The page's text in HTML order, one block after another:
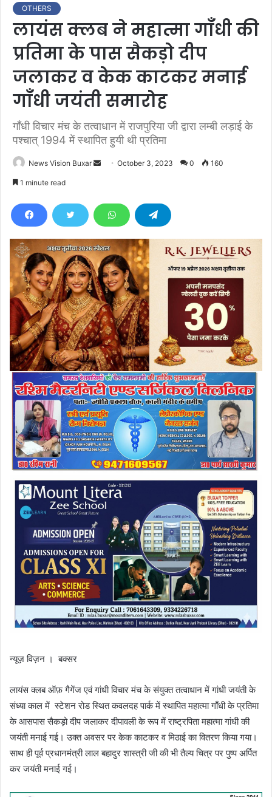
OTHERS
लायंस क्लब ने महात्मा गाँधी की
प्रतिमा के पास सैकड़ो दीप
जलाकर व केक काटकर मनाई
गाँधी जयंती समारोह
गाँधी विचार मंच के तत्वाधान में राजपुरिया जी द्वारा लम्बी लड़ाई के
पश्चात् 1994 में स्थापित हुयी थी प्रतिमा
News Vision Buxar
d
e
m
a
i
l
October 3, 2023 0 160
1 minute read
न्यूज़ विज़न । बक्सर
लायंस क्लब ऑफ़ गैगेंज एवं गांधी विचार मंच के संयुक्त तत्वाधान में गांधी जयंती के
संध्या काल में स्टेशन रोड स्थित कवलदह पार्क में स्थापित महात्मा गाँधी के प्रतिमा
के आसपास सैकड़ो दीप जलाकर दीपावली के रूप में राष्ट्रपिता महात्मा गांधी की
जयंती मनाई गई। उक्त अवसर पर केक काटकर व मिठाई का वितरण किया गया।
साथ ही पूर्व प्रधानमंत्री लाल बहादुर शास्त्री जी की भी तैल्य चित्र पर पुष्प अर्पित
कर जयंती मनाई गई।